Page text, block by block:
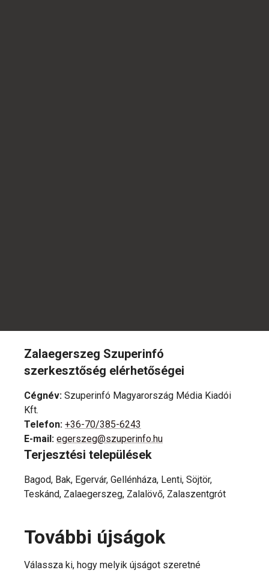
Zalaegerszeg Szuperinfó
szerkesztőség elérhetőségei
Cégnév: Szuperinfó Magyarország Média Kiadói
Kft.
Telefon: +36-70/385-6243
E-mail: egerszeg@szuperinfo.hu
Terjesztési települések
Bagod, Bak, Egervár, Gellénháza, Lenti, Söjtör,
Teskánd, Zalaegerszeg, Zalalövő, Zalaszentgrót
További újságok
Válassza ki, hogy melyik újságot szeretné